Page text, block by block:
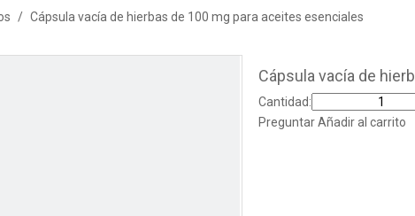
/ Cápsula vacía de hierbas de 100 mg para aceites esenciales
Cápsula vacía de
Cantidad:
PreguntarAñadir al carrito